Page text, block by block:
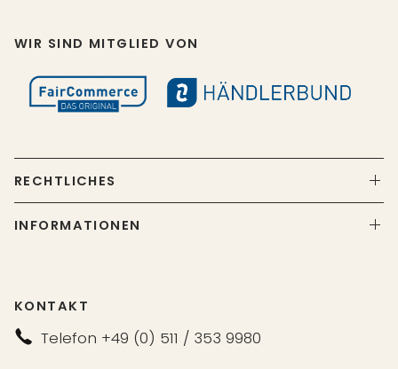
WIR SIND MITGLIED VON
RECHTLICHES
INFORMATIONEN
KONTAKT
Telefon +49 (0) 511 / 353 9980